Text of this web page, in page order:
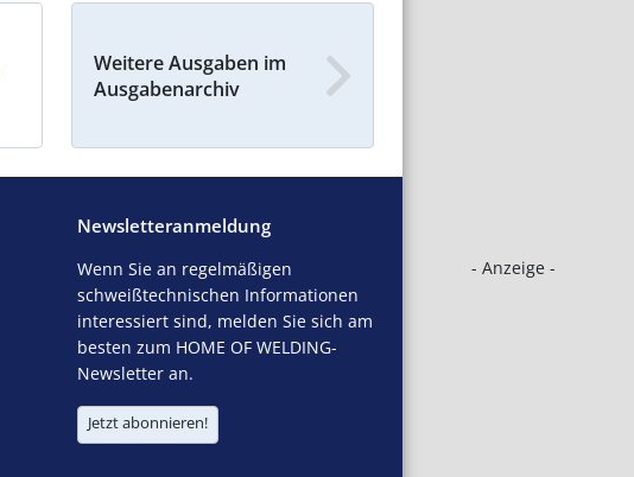
- Anzeige -
Weitere Ausgaben im
Ausgabenarchiv
Newsletteranmeldung
Wenn Sie an regelmäßigen
schweißtechnischen Informationen
interessiert sind, melden Sie sich am
besten zum HOME OF WELDING-
Newsletter an.
Jetzt abonnieren!